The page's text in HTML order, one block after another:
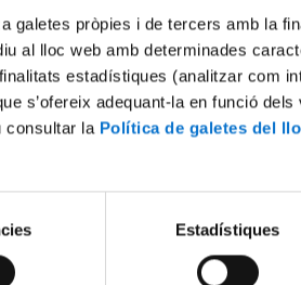
galetes pròpies i de tercers amb la
al lloc web amb determinades
estadístiques (analitzar com
s’ofereix adequant-la en funció
consultar la Política de galetes del
Estadístiques
El rostro humano:
Enrique García